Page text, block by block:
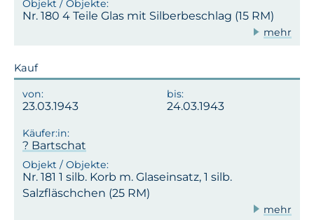
Nr. 180 4 Teile Glas mit Silberbeschlag (15 RM)
mehr
Kauf
23.03.1943 24.03.1943
? Bartschat
Nr. 181 1 silb. Korb m. Glaseinsatz, 1 silb.
Salzfläschchen (25 RM)
mehr